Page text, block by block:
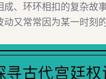
、环环相扣的复杂故
又常常因为某一时刻